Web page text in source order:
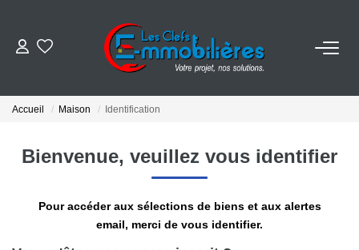
VENDRE
EMPLOI
Accueil Maison Identification
Bienvenue, veuillez vous identifier
Pour accéder aux sélections de biens et aux alertes
email, merci de vous identifier.